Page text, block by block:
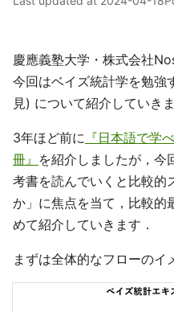
慶應義塾大学・株式会社
今回はベイズ統計学を勉強
見) について紹介していきま
3年ほど前に 『日本語で学
冊』 を紹介しましたが，今
考書を読んでいくと比較的
か」に焦点を当て，比較的
めて紹介していきます．
まずは全体的なフローのイ